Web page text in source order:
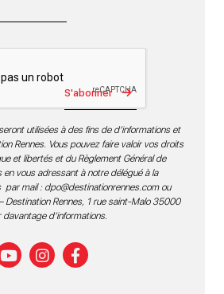
S'abonner
utilisées à des fins de d’informations et
Rennes. Vous pouvez faire valoir vos droits
et libertés et du Règlement Général de
en vous adressant à notre délégué à la
par mail : dpo@destinationrennes.comou
Destination Rennes, 1 rue saint-Malo 35000
davantage d’informations.